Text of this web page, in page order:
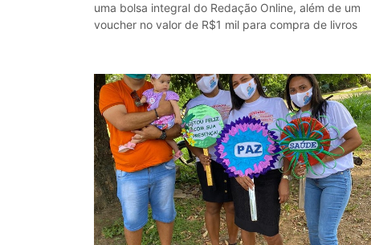
uma bolsa integral do Redação Online, além de um
voucher no valor de R$1 mil para compra de livros